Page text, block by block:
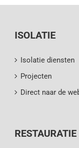
ISOLATIE
Isolatie diensten
Projecten
Direct naar de
RESTAURATIE